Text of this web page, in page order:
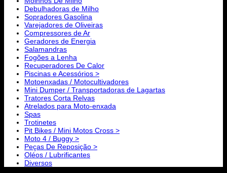
Debulhadoras de Milho
Sopradores Gasolina
Varejadores de Oliveiras
Compressores de Ar
Geradores de Energia
Salamandras
Fogões a Lenha
Recuperadores De Calor
Piscinas e Acessórios >
Motoenxadas / Motocultivadores
Mini Dumper / Transportadoras de Lagartas
Tratores Corta Relvas
Atrelados para Moto-enxada
Spas
Trotinetes
Pit Bikes / Mini Motos Cross >
Moto 4 / Buggy >
Peças De Reposição >
Oléos / Lubrificantes
Diversos